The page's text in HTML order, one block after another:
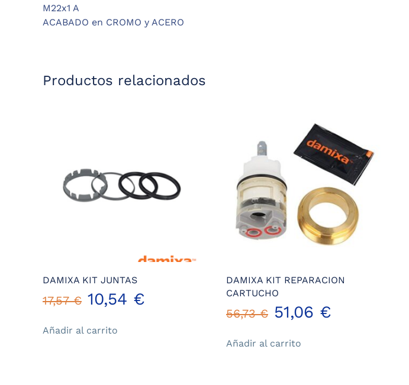
M22x1 A
ACABADO en CROMO y ACERO
Productos relacionados
DAMIXA KIT JUNTAS
17,57€ El
precio
10,54 €
Añadir al carrito
DAMIXA KIT REPARACION
CARTUCHO
56,73€ El
precio
51,06 €
Añadir al carrito